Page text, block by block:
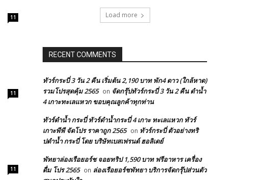
11
11
11
Load more
RECENT COMMENTS
ทัวร์กระบี่ 3 วัน 2 คืน เริ่มต้น 2,190 บาท พัก4 ดาว (ใกล้หาด)
รวมโปรสุดคุ้ม 2565 on จัดกรุ๊ปทัวร์กระบี่ 3 วัน 2 คืน ดำน้ำ
4 เกาะทะเลแหวก ขอบคุณลูกค้าทุกท่าน
ทัวร์ดำน้ำ กระบี่ ทัวร์ดำน้ำกระบี่ 4 เกาะ ทะเลแหวก ทัวร์
เกาะพีพี จัดโปร ราคาถูก 2565 on ทัวร์กระบี่ ตัวอย่างทริ
ปดำน้ำ กระบี่ โดย บริษัทเบสเฟรนด์ ฮอลิเดย์
พัทยาล่องเรือยอร์ช จอยทริป 1,590 บาท ฟรีอาหาร เครื่อง
ดื่ม โปร 2565 on ล่องเรือยอร์ชพัทยา บริการจัดกรุ๊ปส่วนตัว